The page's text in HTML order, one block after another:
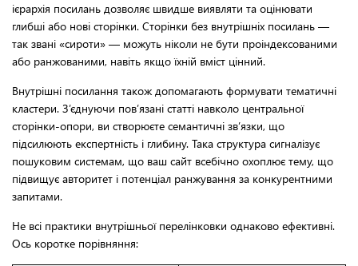
ієрархія посилань дозволяє швидше виявляти та оцінювати
глибші або нові сторінки. Сторінки без внутрішніх посилань —
так звані «сироти» — можуть ніколи не бути проіндексованими
або ранжованими, навіть якщо їхній вміст цінний.
Внутрішні посилання також допомагають формувати тематичні
кластери. З’єднуючи пов’язані статті навколо центральної
сторінки-опори, ви створюєте семантичні зв’язки, що
підсилюють експертність і глибину. Така структура сигналізує
пошуковим системам, що ваш сайт всебічно охоплює тему, що
підвищує авторитет і потенціал ранжування за конкурентними
запитами.
Не всі практики внутрішньої перелінковки однаково ефективні.
Ось коротке порівняння: